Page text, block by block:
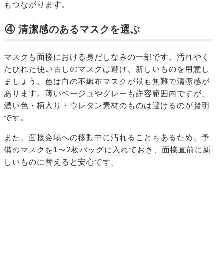
もつながります。
④ 清潔感のあるマスクを選ぶ
マスクも面接における身だしなみの一部です。汚れやく
たびれた使い古しのマスクは避け、新しいものを用意し
ましょう。色は白の不織布マスクが最も無難で清潔感が
あります。薄いベージュやグレーも許容範囲内ですが、
濃い色・柄入り・ウレタン素材のものは避けるのが賢明
です。
また、面接会場への移動中に汚れることもあるため、予
備のマスクを1〜2枚バッグに入れておき、面接直前に新
しいものに替えると安心です。